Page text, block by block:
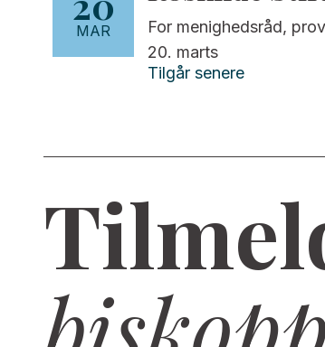
MAR
For menighedsråd,
20. marts
Tilgår senere